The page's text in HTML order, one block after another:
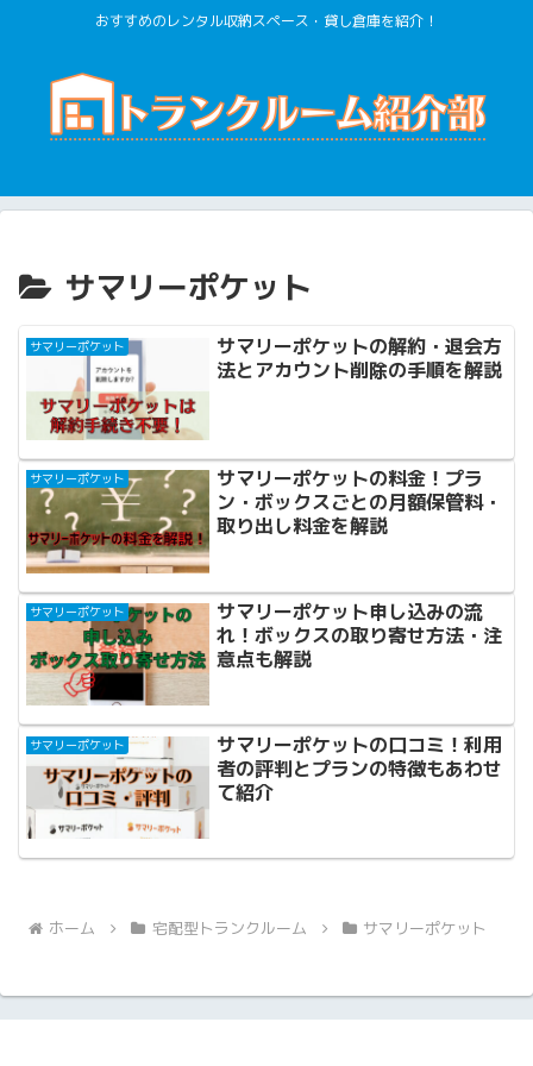
おすすめのレンタル収納スペース・貸し倉庫を紹介！
サマリーポケット
サマリーポケット
サマリーポケットの解約・退会方
法とアカウント削除の手順を解説
サマリーポケット
サマリーポケットの料金！プラ
ン・ボックスごとの月額保管料・
取り出し料金を解説
サマリーポケット
サマリーポケット申し込みの流
れ！ボックスの取り寄せ方法・注
意点も解説
サマリーポケット
サマリーポケットの口コミ！利用
者の評判とプランの特徴もあわせ
て紹介
ホーム 宅配型トランクルーム サマリーポケット